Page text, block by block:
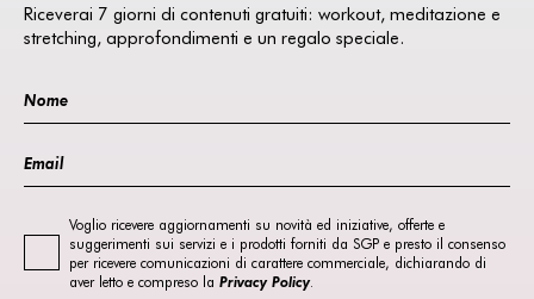
Riceverai 7 giorni di contenuti gratuiti: workout, meditazione e
stretching, approfondimenti e un regalo speciale.
Voglio ricevere aggiornamenti su novità ed iniziative, offerte e
suggerimenti sui servizi e i prodotti forniti da SGP e presto il consenso
per ricevere comunicazioni di carattere commerciale, dichiarando di
aver letto e compreso la Privacy Policy.